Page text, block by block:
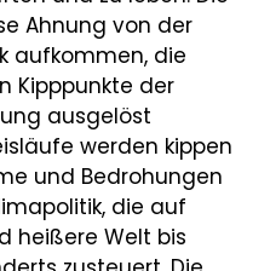
Ahnung von der
aufkommen, die
Kipppunkte der
ausgelöst
werden kippen
und Bedrohungen
die auf
heißere Welt bis